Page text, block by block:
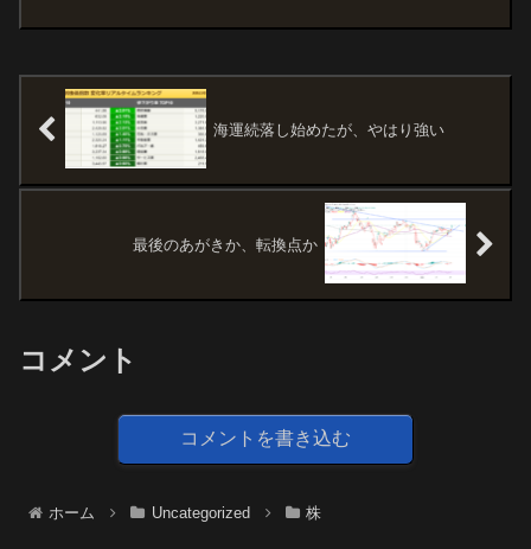
海運続落し始めたが、やはり強い
最後のあがきか、転換点か
コメント
コメントを書き込む
ホーム Uncategorized 株